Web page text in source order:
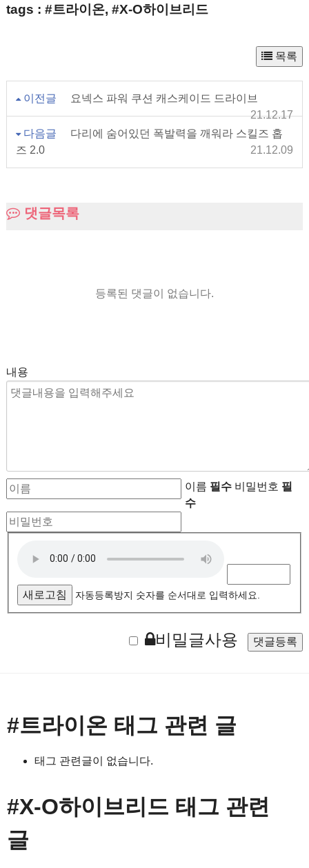
tags : #트라이온, #X-O하이브리드
목록
이전글
요넥스 파워 쿠션 캐스케이드 드라이브
21.12.17
다음글
다리에 숨어있던 폭발력을 깨워라 스킬즈 홉
즈 2.0
21.12.09
댓글목록
등록된 댓글이 없습니다.
내용
이름 필수 비밀번호 필
수
록
방
새로고침 자동등록방지 숫자를 순서대로 입력하세요.
비밀글사용
#트라이온 태그 관련 글
태그 관련글이 없습니다.
#X-O하이브리드 태그 관련
글